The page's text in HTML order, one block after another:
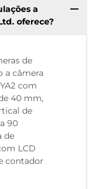
a
oferece?
de
a câmera
com
40 mm,
de
90
de
LCD
contador